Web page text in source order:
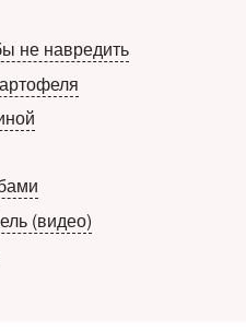
не навредить
(видео)